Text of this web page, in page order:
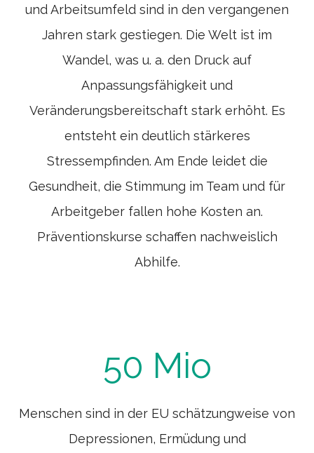
und Arbeitsumfeld sind in den vergangenen
Jahren stark gestiegen. Die Welt ist im
Wandel, was u. a. den Druck auf
Anpassungsfähigkeit und
Veränderungsbereitschaft stark erhöht. Es
entsteht ein deutlich stärkeres
Stressempfinden. Am Ende leidet die
Gesundheit, die Stimmung im Team und für
Arbeitgeber fallen hohe Kosten an.
Präventionskurse schaffen nachweislich
Abhilfe.
50 Mio
Menschen sind in der EU schätzungweise von
Depressionen, Ermüdung und